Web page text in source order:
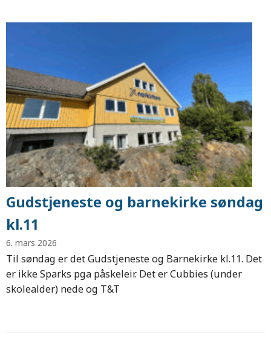
Gudstjeneste og barnekirke søndag
kl.11
6. mars 2026
Til søndag er det Gudstjeneste og Barnekirke kl.11. Det
er ikke Sparks pga påskeleir. Det er Cubbies (under
skolealder) nede og T&T